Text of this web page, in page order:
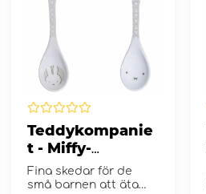
Teddykompanie
t - Miffy-
Barnskedar, 2-
pack
Fina skedar för de
små barnen att äta